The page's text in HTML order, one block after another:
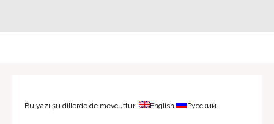
Bu yazı şu dillerde de mevcuttur: English Русский